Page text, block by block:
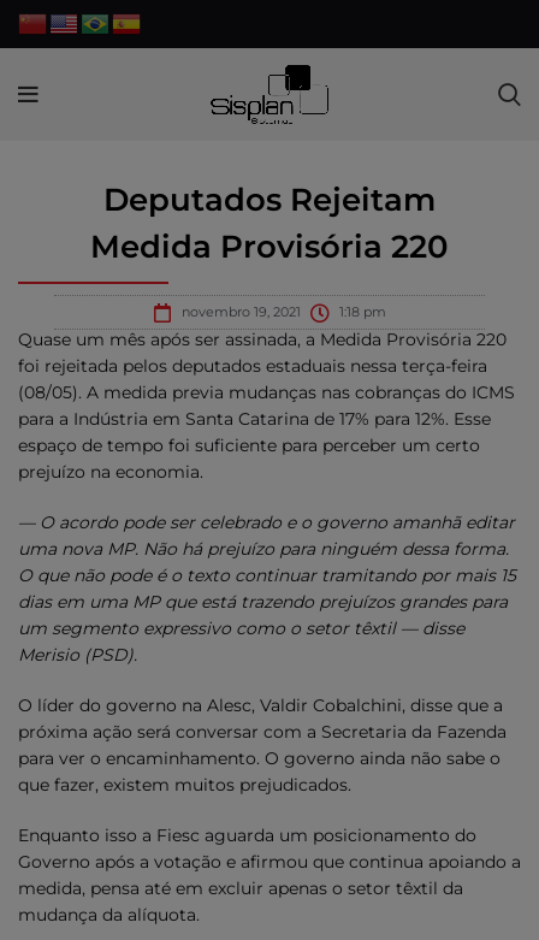
Deputados Rejeitam
Medida Provisória 220
novembro 19, 2021 1:18 pm
Quase um mês após ser assinada, a Medida Provisória 220
foi rejeitada pelos deputados estaduais nessa terça-feira
(08/05). A medida previa mudanças nas cobranças do ICMS
para a Indústria em Santa Catarina de 17% para 12%. Esse
espaço de tempo foi suficiente para perceber um certo
prejuízo na economia.
— O acordo pode ser celebrado e o governo amanhã editar
uma nova MP. Não há prejuízo para ninguém dessa forma.
O que não pode é o texto continuar tramitando por mais 15
dias em uma MP que está trazendo prejuízos grandes para
um segmento expressivo como o setor têxtil — disse
Merisio (PSD).
O líder do governo na Alesc, Valdir Cobalchini, disse que a
próxima ação será conversar com a Secretaria da Fazenda
para ver o encaminhamento. O governo ainda não sabe o
que fazer, existem muitos prejudicados.
Enquanto isso a Fiesc aguarda um posicionamento do
Governo após a votação e afirmou que continua apoiando a
medida, pensa até em excluir apenas o setor têxtil da
mudança da alíquota.